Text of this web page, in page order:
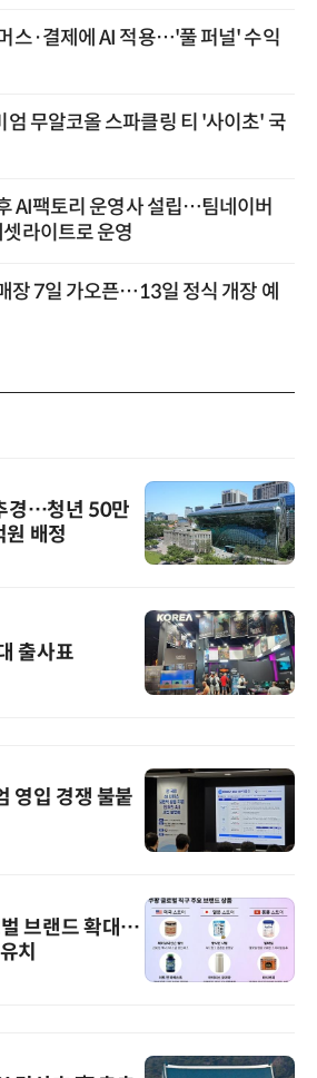
스·결제에 AI 적용…'풀 퍼널' 수익
엄 무알코올 스파클링 티 '사이초' 국
AI팩토리 운영사 설립…팀네이버
라이트로 운영
장 7일 가오픈…13일 정식 개장 예
경…청년 50만
배정
출사표
영입 경쟁 불붙
브랜드 확대…
치